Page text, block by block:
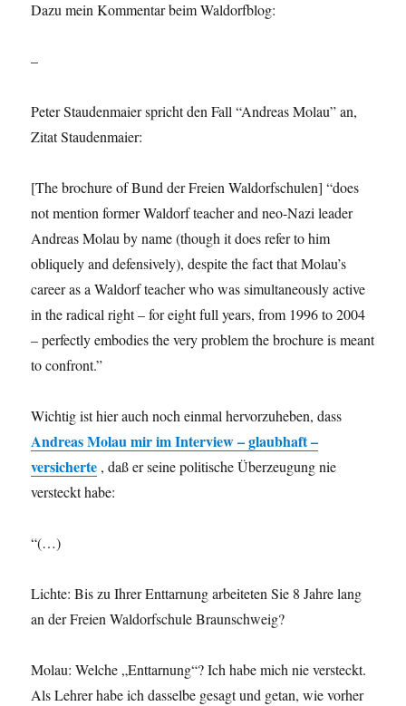
Dazu mein Kommentar beim Waldorfblog:
–
Peter Staudenmaier spricht den Fall “Andreas Molau” an,
Zitat Staudenmaier:
[The brochure of Bund der Freien Waldorfschulen] “does
not mention former Waldorf teacher and neo-Nazi leader
Andreas Molau by name (though it does refer to him
obliquely and defensively), despite the fact that Molau’s
career as a Waldorf teacher who was simultaneously active
in the radical right – for eight full years, from 1996 to 2004
– perfectly embodies the very problem the brochure is meant
to confront.”
Wichtig ist hier auch noch einmal hervorzuheben, dass
Andreas Molau mir im Interview – glaubhaft –
versicherte , daß er seine politische Überzeugung nie
versteckt habe:
“(…)
Lichte: Bis zu Ihrer Enttarnung arbeiteten Sie 8 Jahre lang
an der Freien Waldorfschule Braunschweig?
Molau: Welche „Enttarnung“? Ich habe mich nie versteckt.
Als Lehrer habe ich dasselbe gesagt und getan, wie vorher